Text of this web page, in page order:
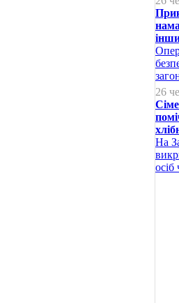
26
На
осіб